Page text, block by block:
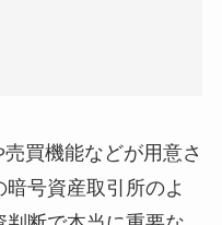
買機能などが用意さ
号資産取引所のよ